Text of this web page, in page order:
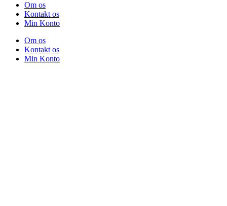
Om os
Kontakt os
Min Konto
Om os
Kontakt os
Min Konto